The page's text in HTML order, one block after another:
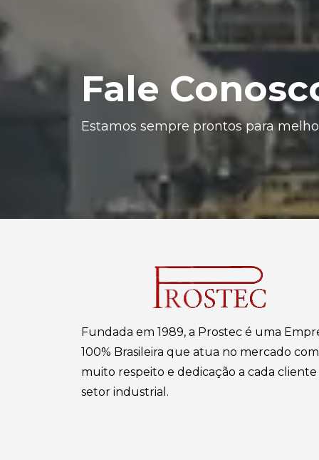
Fale
Estamos sempre prontos para
Fundada em 1989, a Prostec é uma
100% Brasileira que atua no mercado com
muito respeito e dedicação a cada cliente
setor industrial.